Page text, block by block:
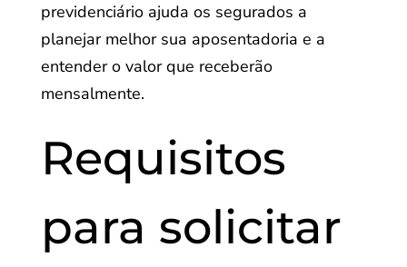
previdenciário ajuda os segurados a
planejar melhor sua aposentadoria e a
entender o valor que receberão
mensalmente.
Requisitos
para solicitar